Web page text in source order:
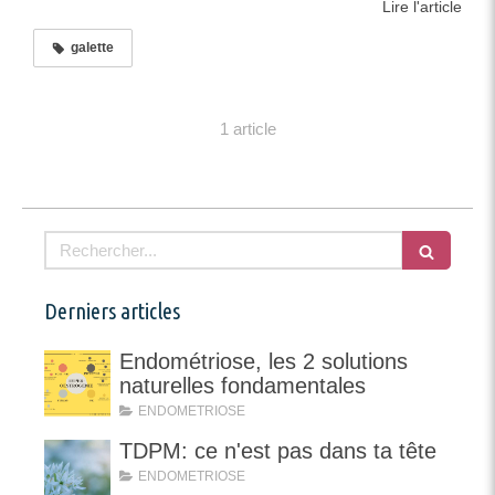
Lire l'article
galette
1 article
Rechercher
Derniers articles
Endométriose, les 2 solutions
naturelles fondamentales
ENDOMETRIOSE
TDPM: ce n'est pas dans ta tête
ENDOMETRIOSE